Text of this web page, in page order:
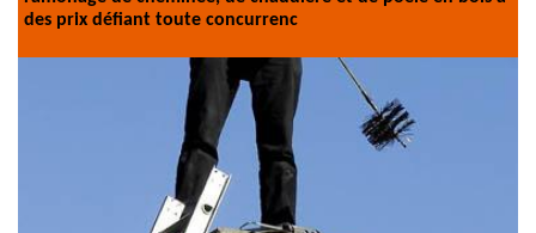
des prix défiant toute concurrenc